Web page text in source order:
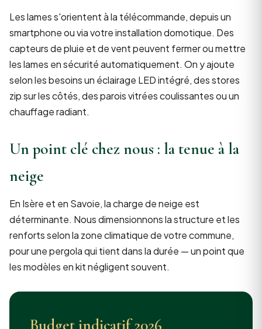
Les lames s'orientent à la télécommande, depuis un
smartphone ou via votre installation domotique. Des
capteurs de pluie et de vent peuvent fermer ou mettre
les lames en sécurité automatiquement. On y ajoute
selon les besoins un éclairage LED intégré, des stores
zip sur les côtés, des parois vitrées coulissantes ou un
chauffage radiant.
Un point clé chez nous : la tenue à la
neige
En Isère et en Savoie, la charge de neige est
déterminante. Nous dimensionnons la structure et les
renforts selon la zone climatique de votre commune,
pour une pergola qui tient dans la durée — un point que
les modèles en kit négligent souvent.